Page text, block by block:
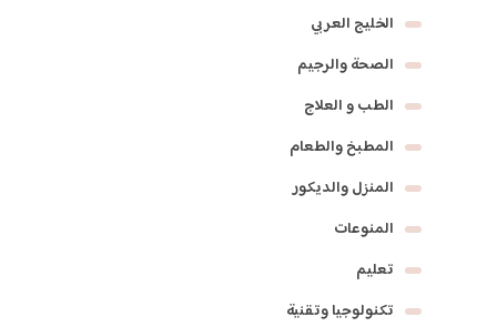
الخليج العربي
الصحة والرجيم
الطب و العلاج
المطبخ والطعام
المنزل والديكور
المنوعات
تعليم
تكنولوجيا وتقنية